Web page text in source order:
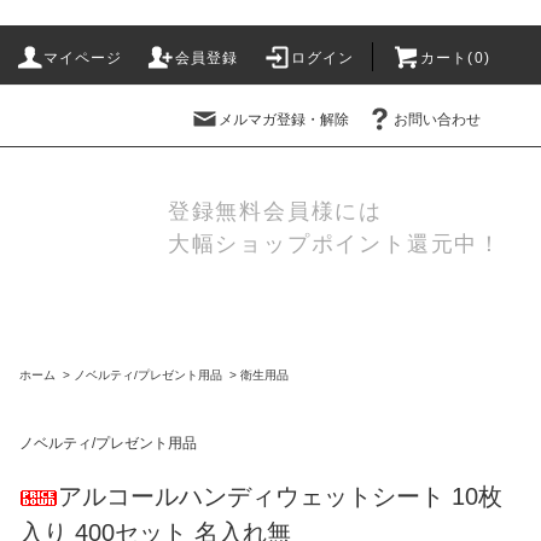
マイページ 会員登録 ログイン カート(0)
メルマガ登録・解除 お問い合わせ
登録無料会員様には
大幅ショップポイント還元中！
ホーム > ノベルティ/プレゼント用品 > 衛生用品
ノベルティ/プレゼント用品
アルコールハンディウェットシート 10枚
入り 400セット 名入れ無